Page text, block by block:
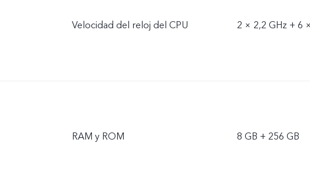
Velocidad del reloj del CPU 2 × 2,2 GHz + 6
RAM y ROM 8 GB + 256 GB